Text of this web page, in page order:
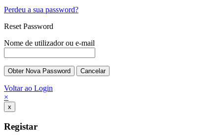
Perdeu a sua password?
Reset Password
Nome de utilizador ou e-mail
Voltar ao Login
×
x
Registar